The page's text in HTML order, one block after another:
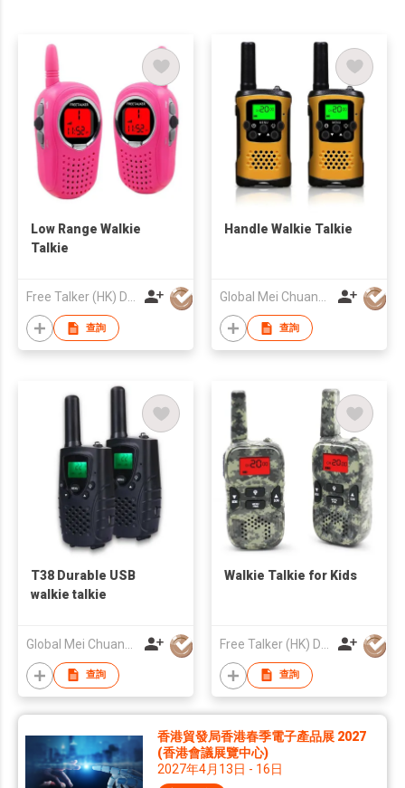
Low Range Walkie
Talkie
Free Talker (HK) Development Company Limited
查詢
Handle Walkie Talkie
Global Mei Chuang Co., Limited
查詢
T38 Durable USB
walkie talkie
查詢
Walkie Talkie for Kids
查詢
香港貿發局香港春季電子產品展 2027
(香港會議展覽中心)
2027年4月13日 - 16日